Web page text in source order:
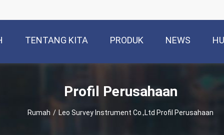
TENTANG KITA PRODUK NEWS
Profil Perusahaan
Rumah / Leo Survey Instrument Co.,Ltd Profil Perusahaan